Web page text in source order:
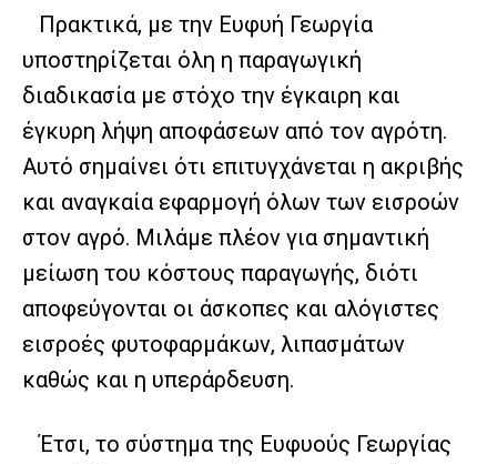
Πρακτικά, με την Ευφυή Γεωργία
υποστηρίζεται όλη η παραγωγική
διαδικασία με στόχο την έγκαιρη και
έγκυρη λήψη αποφάσεων από τον αγρότη.
Αυτό σημαίνει ότι επιτυγχάνεται η ακριβής
και αναγκαία εφαρμογή όλων των εισροών
στον αγρό. Μιλάμε πλέον για σημαντική
μείωση του κόστους παραγωγής, διότι
αποφεύγονται οι άσκοπες και αλόγιστες
εισροές φυτοφαρμάκων, λιπασμάτων
καθώς και η υπεράρδευση.
Έτσι, το σύστημα της Ευφυούς Γεωργίας